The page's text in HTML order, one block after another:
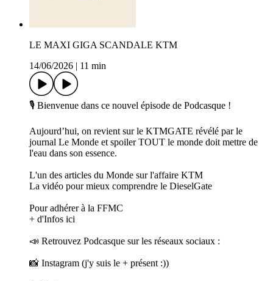
LE MAXI GIGA SCANDALE KTM
14/06/2026
11 min
🎙️ Bienvenue dans ce nouvel épisode de Podcasque !
Aujourd’hui, on revient sur le KTMGATE révélé par le
journal Le Monde et spoiler TOUT le monde doit mettre de
l'eau dans son essence.
L'un des articles du Monde sur l'affaire KTM
La vidéo pour mieux comprendre le DieselGate
Pour adhérer à la FFMC
+ d'Infos ici
📣 Retrouvez Podcasque sur les réseaux sociaux :
📸 Instagram (j'y suis le + présent :))